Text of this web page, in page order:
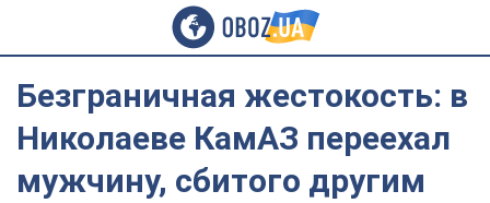
Безграничная жестокость: в
Николаеве КамАЗ переехал
мужчину, сбитого другим